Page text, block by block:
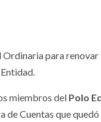
para
miembros del Polo
Cuentas que